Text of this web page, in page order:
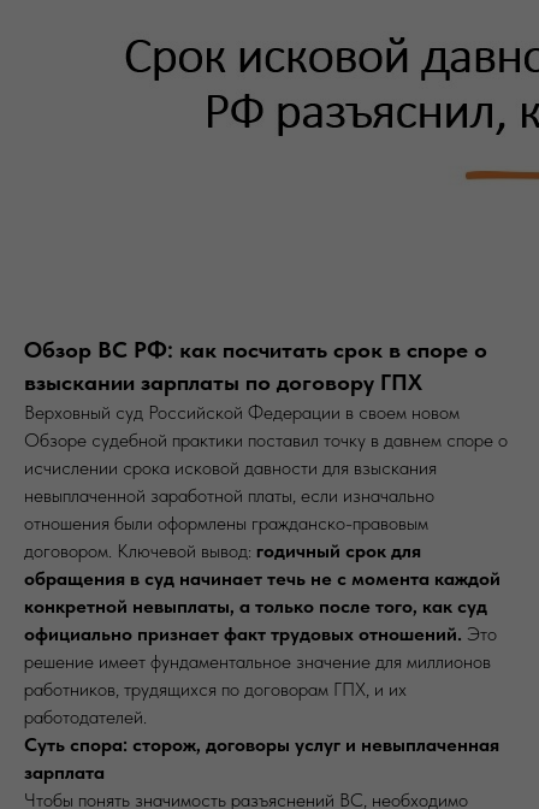
Обзор ВС РФ: как посчитать срок в споре о
взыскании зарплаты по договору ГПХ
Верховный суд Российской Федерации в своем новом
Обзоре судебной практики поставил точку в давнем споре о
исчислении срока исковой давности для взыскания
невыплаченной заработной платы, если изначально
отношения были оформлены гражданско-правовым
договором. Ключевой вывод: годичный срок для
обращения в суд начинает течь не с момента каждой
конкретной невыплаты, а только после того, как суд
официально признает факт трудовых отношений. Это
решение имеет фундаментальное значение для миллионов
работников, трудящихся по договорам ГПХ, и их
работодателей.
Суть спора: сторож, договоры услуг и невыплаченная
зарплата
Чтобы понять значимость разъяснений ВС, необходимо